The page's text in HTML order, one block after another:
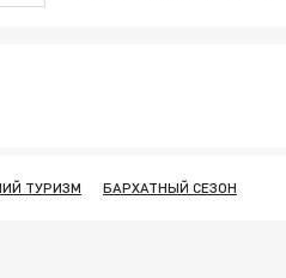
ТУРИЗМ БАРХАТНЫЙ СЕЗОН